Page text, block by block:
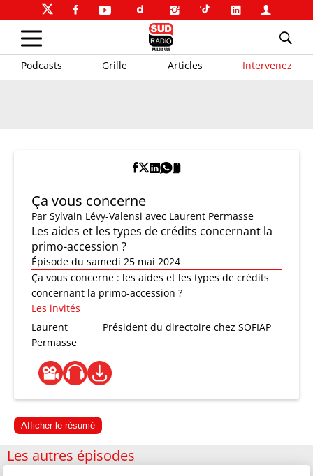
Podcasts Grille Articles Intervenez
Ça vous concerne
Par Sylvain Lévy-Valensi avec Laurent Permasse
Les aides et les types de crédits concernant la
primo-accession ?
Épisode du samedi 25 mai 2024
Ça vous concerne : les aides et les types de crédits
concernant la primo-accession ?
Les invités
Laurent
Permasse
Président du directoire chez SOFIAP
Afficher le résumé
Les autres épisodes